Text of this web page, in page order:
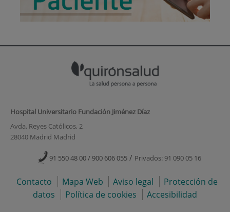
Hospital Universitario Fundación Jiménez Díaz
Avda. Reyes Católicos, 2
28040 Madrid Madrid
91 550 48 00 / 900 606 055 / Privados: 91 090 05 16
Contacto Mapa Web Aviso legal
Protección de
datos
Política de cookies Accesibilidad